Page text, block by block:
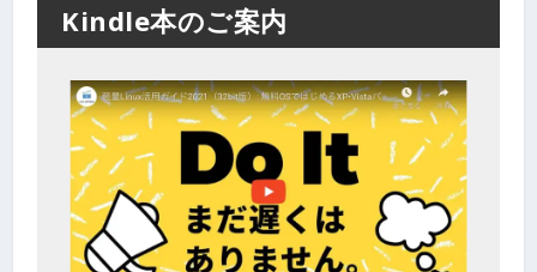
Kindle本のご案内